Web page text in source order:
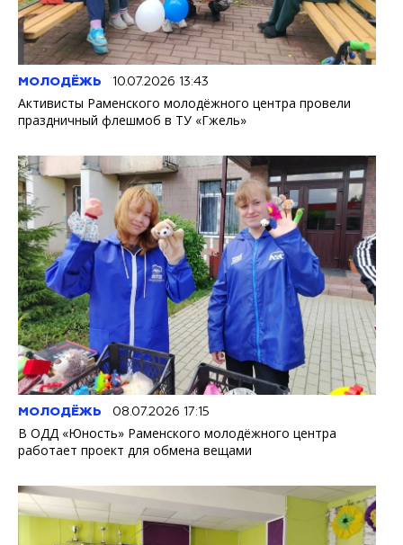
МОЛОДЁЖЬ 10.07.2026 13:43
Активисты Раменского молодёжного центра провели
праздничный флешмоб в ТУ «Гжель»
МОЛОДЁЖЬ 08.07.2026 17:15
В ОДД «Юность» Раменского молодёжного центра
работает проект для обмена вещами